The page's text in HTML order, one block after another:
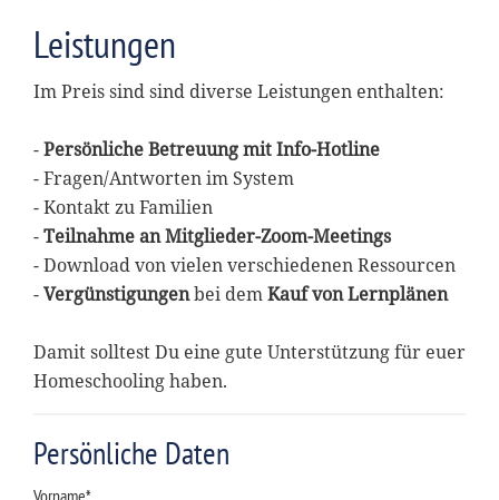
Leistungen
Im Preis sind sind diverse Leistungen enthalten:
-Persönliche Betreuung mit Info-Hotline
- Fragen/Antworten im System
- Kontakt zu Familien
-Teilnahme an Mitglieder-Zoom-Meetings
- Download von vielen verschiedenen Ressourcen
-Vergünstigungenbei demKauf von Lernplänen
Damit solltest Du eine gute Unterstützung für euer
Homeschooling haben.
Persönliche Daten
Vorname*